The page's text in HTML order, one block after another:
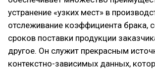
устранение «узких мест» в
отслеживание коэффициента брака,
сроков поставки продукции
другое. Он служит прекрасным
контекстно-зависимых данных,